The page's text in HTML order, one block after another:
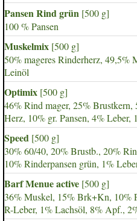
Pansen Rind grün [500 g]
100 % Pansen
Muskelmix [500 g]
50% mageres Rinderherz, 49,5%
Leinöl
Optimix [500 g]
46% Rind mager, 25%
Herz, 10% gr. Pansen, 4% Leber,
Speed [500 g]
30% 60/40, 20% Brustb., 20%
10% Rinderpansen grün, 1%
Barf Menue active [500 g]
36% Muskel, 15% Brk+Kn, 10%
R-Leber, 1% Lachsöl, 8% Apf.,